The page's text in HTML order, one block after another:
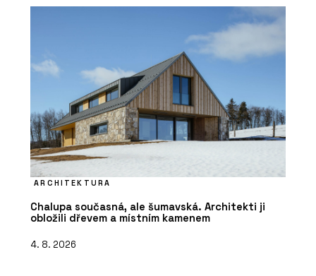
ARCHITEKTURA
Chalupa současná, ale šumavská. Architekti ji
obložili dřevem a místním kamenem
4. 8. 2026